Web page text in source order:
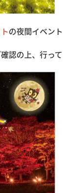
の夜間イベント
認の上、行って